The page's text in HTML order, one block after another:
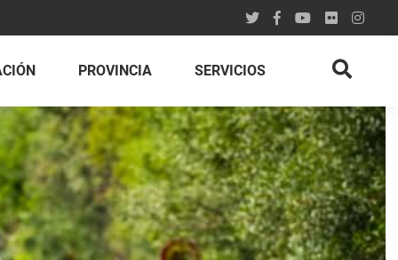
PROVINCIA SERVICIOS